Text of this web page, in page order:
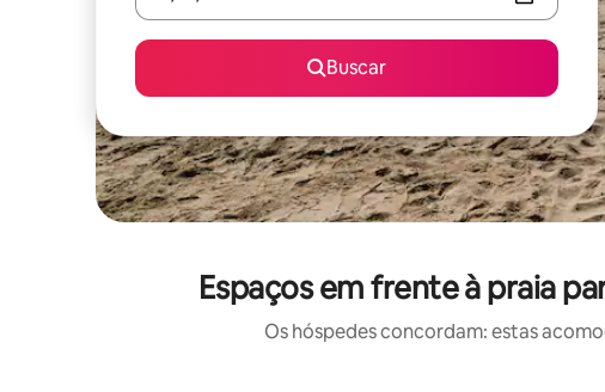
Buscar
Espaços em frente à praia
Os hóspedes concordam: estas